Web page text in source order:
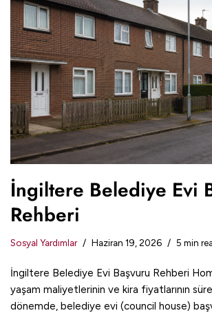
İngiltere Belediye Evi
Rehberi
Sosyal Yardımlar Haziran 19, 2026 5 min
İngiltere Belediye Evi Başvuru Rehberi
yaşam maliyetlerinin ve kira fiyatlarının
dönemde, belediye evi (council house)